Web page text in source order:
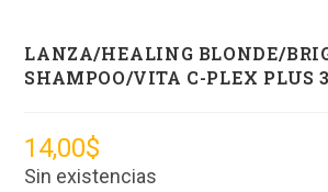
LANZA/HEALING BLONDE/
SHAMPOO/VITA C-PLEX PLUS
14,00$
Sin existencias